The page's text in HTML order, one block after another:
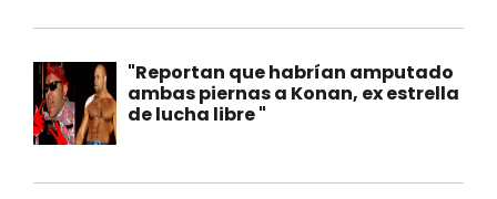
"Reportan que habrían amputado
ambas piernas a Konan, ex estrella
de lucha libre "